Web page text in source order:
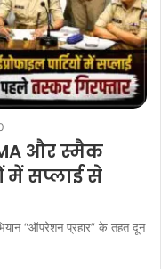
और स्मैक
में सप्लाई से
“ऑपरेशन प्रहार” के तहत दून